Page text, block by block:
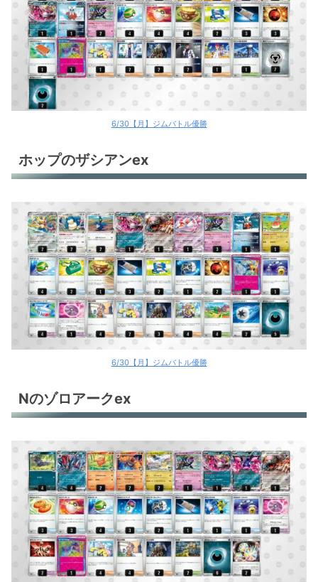
6/30【月】ジムバトル優勝
ホップのザシアンex
6/30【月】ジムバトル優勝
Nのゾロアークex